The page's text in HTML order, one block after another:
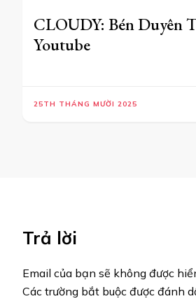
CLOUDY: Bén Duyên
Youtube
25TH THÁNG MƯỜI 2025
Trả lời
Email của bạn sẽ không được
Các trường bắt buộc được đánh